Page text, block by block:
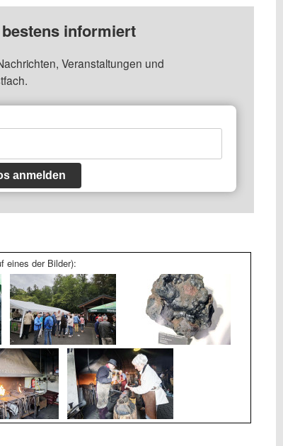
informiert
Veranstaltungen und
anmelden
eines der Bilder):